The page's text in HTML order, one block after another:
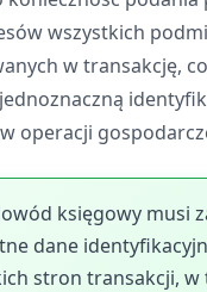
wszystkich
w transakcję, co
operacji
księgowy musi
dane
stron transakcji, w